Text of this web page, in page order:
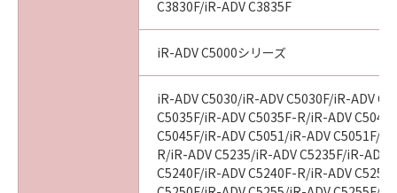
それらの販売代理店および販売店がかかる損害
の可能性について知らされていた場合でも同様
(3)キヤノン、キヤノンのライセンサー、キヤノ
ンの子会社、それらの販売代理店および販売店
は、「許諾ソフトウェア」または「許諾ソフト
ウェア」の使用に起因または関連してお客様と
第三者との間に生じたいかなる紛争について
も、一切責任を負わないものとします。
C3830F/iR-ADV C3835F
iR-ADV C5000シリーズ
iR-ADV C5030/iR-ADV C5030F/iR-ADV
C5035F/iR-ADV C5035F-R/iR-ADV
C5045F/iR-ADV C5051/iR-ADV C5051F/
R/iR-ADV C5235/iR-ADV C5235F/iR-ADV
C5240F/iR-ADV C5240F-R/iR-ADV